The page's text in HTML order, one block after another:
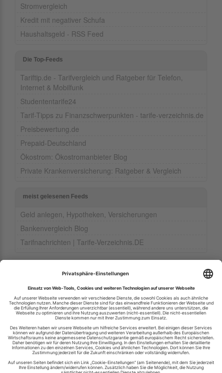
Stromvergleich
Kredit mit negativer Schufa
Haushaltsgeld - RSS Feed
Die Top-Feeds
Tariftip.de - Tarifvergleich und Ratgeber für Telefon,
Internet & Mobilfunk
Studententarife24
Tarif-Tipps zu Finanzschwerpunkten - tarife-verzeichnis.de
Preisbewertung.de
Prepaid-Deutschland
Ökostrom: Ökostromanbieter Blog
Private Krankenversicherung: Ratgeber & Vergleich
meist gelesenen Feeds
Geld anlegen, Hypotheken, Versicherungen
Bankenvergleich Blog
Tarifnachrichten | Tarife-Verzeichnis.DE
Ihren RSS-Feed veröffentlichen
RSS-Verzeichnis.de © 2003-2026
Impressum
Kontakt